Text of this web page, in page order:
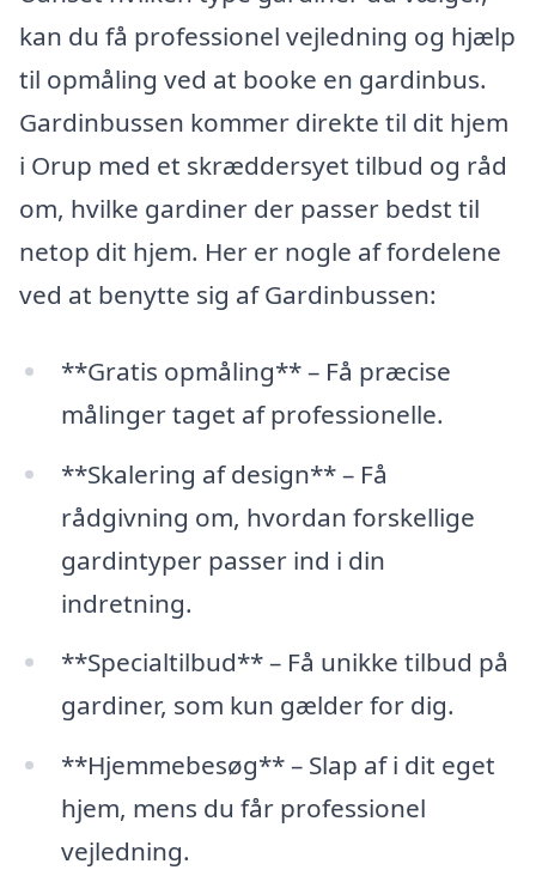
kan du få professionel vejledning og hjælp
til opmåling ved at booke en gardinbus.
Gardinbussen kommer direkte til dit hjem
i Orup med et skræddersyet tilbud og råd
om, hvilke gardiner der passer bedst til
netop dit hjem. Her er nogle af fordelene
ved at benytte sig af Gardinbussen:
**Gratis opmåling** – Få præcise
målinger taget af professionelle.
**Skalering af design** – Få
rådgivning om, hvordan forskellige
gardintyper passer ind i din
indretning.
**Specialtilbud** – Få unikke tilbud på
gardiner, som kun gælder for dig.
**Hjemmebesøg** – Slap af i dit eget
hjem, mens du får professionel
vejledning.